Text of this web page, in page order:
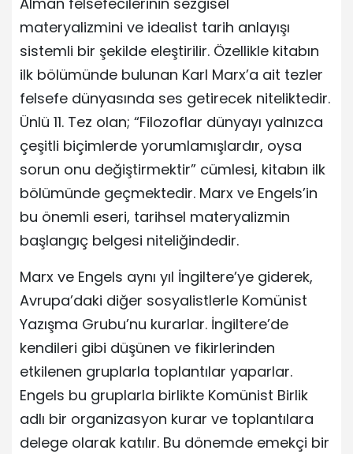
materyalizmini ve idealist tarih anlayışı
sistemli bir şekilde eleştirilir. Özellikle kitabın
ilk bölümünde bulunan Karl Marx’a ait tezler
felsefe dünyasında ses getirecek niteliktedir.
Ünlü 11. Tez olan; “Filozoflar dünyayı yalnızca
çeşitli biçimlerde yorumlamışlardır, oysa
sorun onu değiştirmektir” cümlesi, kitabın ilk
bölümünde geçmektedir. Marx ve Engels’in
bu önemli eseri, tarihsel materyalizmin
başlangıç belgesi niteliğindedir.
Marx ve Engels aynı yıl İngiltere’ye giderek,
Avrupa’daki diğer sosyalistlerle Komünist
Yazışma Grubu’nu kurarlar. İngiltere’de
kendileri gibi düşünen ve fikirlerinden
etkilenen gruplarla toplantılar yaparlar.
Engels bu gruplarla birlikte Komünist Birlik
adlı bir organizasyon kurar ve toplantılara
delege olarak katılır. Bu dönemde emekçi bir